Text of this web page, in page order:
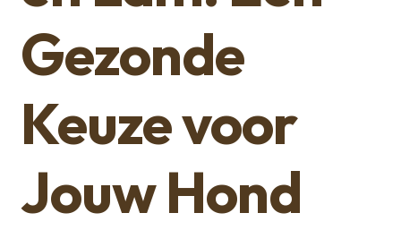
Gezonde
Keuze voor
Jouw Hond